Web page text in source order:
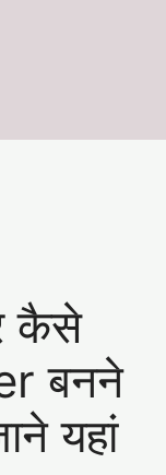
कैसे
बनने
यहां